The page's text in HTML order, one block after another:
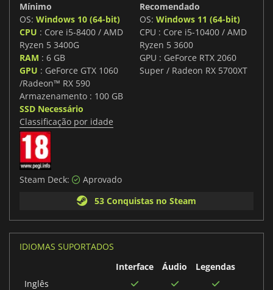
Mínimo
OS: Windows 10 (64-bit)
CPU : Core i5-8400 / AMD
Ryzen 5 3400G
RAM : 6 GB
GPU : GeForce GTX 1060
/Radeon™ RX 590
Armazenamento : 100 GB
SSD Necessário
Recomendado
OS: Windows 11 (64-bit)
CPU : Core i5-10400 / AMD
Ryzen 5 3600
GPU : GeForce RTX 2060
Super / Radeon RX 5700XT
Classificação por idade
Steam Deck:
Aprovado
53 Conquistas no Steam
IDIOMAS SUPORTADOS
Interface
Áudio
Legendas
Inglês